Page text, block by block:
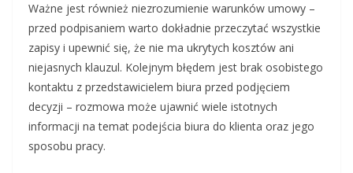
Ważne jest również niezrozumienie warunków umowy –
przed podpisaniem warto dokładnie przeczytać wszystkie
zapisy i upewnić się, że nie ma ukrytych kosztów ani
niejasnych klauzul. Kolejnym błędem jest brak osobistego
kontaktu z przedstawicielem biura przed podjęciem
decyzji – rozmowa może ujawnić wiele istotnych
informacji na temat podejścia biura do klienta oraz jego
sposobu pracy.